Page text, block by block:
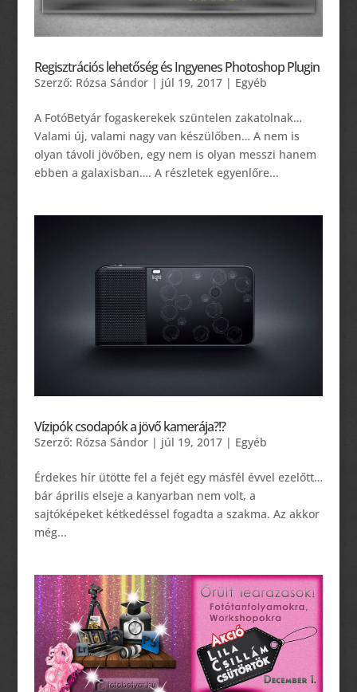
Regisztrációs lehetőség és Ingyenes Photoshop Plugin
Szerző: Rózsa Sándor| júl 19, 2017| Egyéb
A FotóBetyár fogaskerekek szüntelen zakatolnak…
Valami új, valami nagy van készülőben… A nem is
olyan távoli jövőben, egy nem is olyan messzi hanem
ebben a galaxisban…. A részletek egyenlőre...
Vízipók csodapók a jövő kamerája?!?
Szerző: Rózsa Sándor| júl 19, 2017| Egyéb
Érdekes hír ütötte fel a fejét egy másfél évvel ezelőtt…
bár április elseje a kanyarban nem volt, a
sajtóképeket kétkedéssel fogadta a szakma. Az akkor
még...